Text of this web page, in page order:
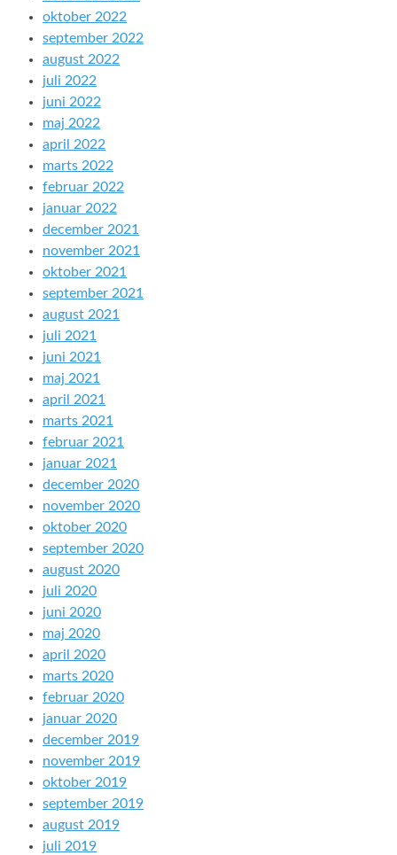
oktober 2022
september 2022
august 2022
juli 2022
juni 2022
maj 2022
april 2022
marts 2022
februar 2022
januar 2022
december 2021
november 2021
oktober 2021
september 2021
august 2021
juli 2021
juni 2021
maj 2021
april 2021
marts 2021
februar 2021
januar 2021
december 2020
november 2020
oktober 2020
september 2020
august 2020
juli 2020
juni 2020
maj 2020
april 2020
marts 2020
februar 2020
januar 2020
december 2019
november 2019
oktober 2019
september 2019
august 2019
juli 2019